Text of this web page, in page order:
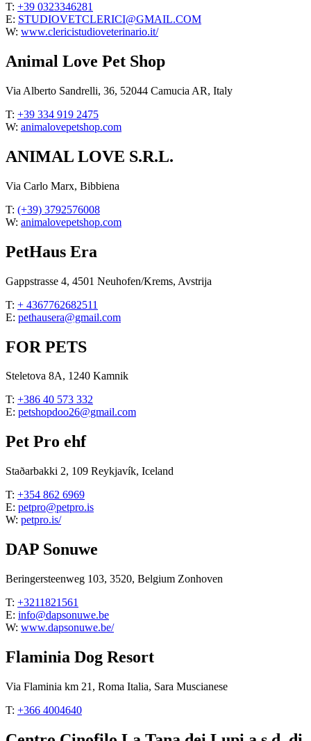
T: +39 0323346281
E: STUDIOVETCLERICI@GMAIL.COM
W: www.clericistudioveterinario.it/
Animal Love Pet Shop
Via Alberto Sandrelli, 36, 52044 Camucia AR, Italy
T: +39 334 919 2475
W: animalovepetshop.com
ANIMAL LOVE S.R.L.
Via Carlo Marx, Bibbiena
T: (+39) 3792576008
W: animalovepetshop.com
PetHaus Era
Gappstrasse 4, 4501 Neuhofen/Krems, Avstrija
T: + 4367762682511
E: pethausera@gmail.com
FOR PETS
Steletova 8A, 1240 Kamnik
T: +386 40 573 332
E: petshopdoo26@gmail.com
Pet Pro ehf
Staðarbakki 2, 109 Reykjavík, Iceland
T: +354 862 6969
E: petpro@petpro.is
W: petpro.is/
DAP Sonuwe
Beringersteenweg 103, 3520, Belgium Zonhoven
T: +3211821561
E: info@dapsonuwe.be
W: www.dapsonuwe.be/
Flaminia Dog Resort
Via Flaminia km 21, Roma Italia, Sara Muscianese
T: +366 4004640